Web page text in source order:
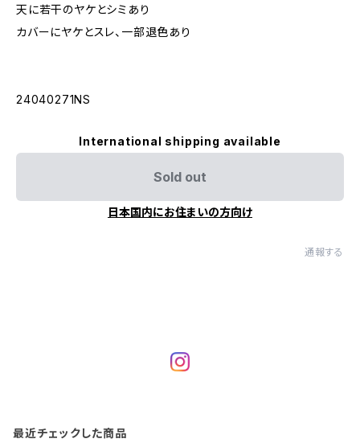
天に若干のヤケとシミあり
カバーにヤケとスレ、一部退色あり
24040271NS
International shipping available
Sold out
日本国内にお住まいの方向け
通報する
最近チェックした商品